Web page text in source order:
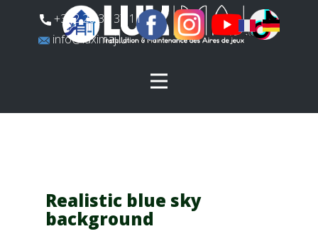
​+352 26 31 37 11
​info@luximaj.lu
Realistic blue sky
background